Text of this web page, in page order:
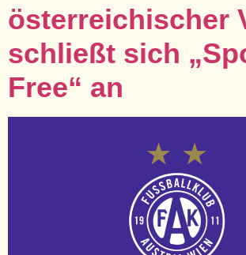
österreichischer
schließt sich
Free“ an